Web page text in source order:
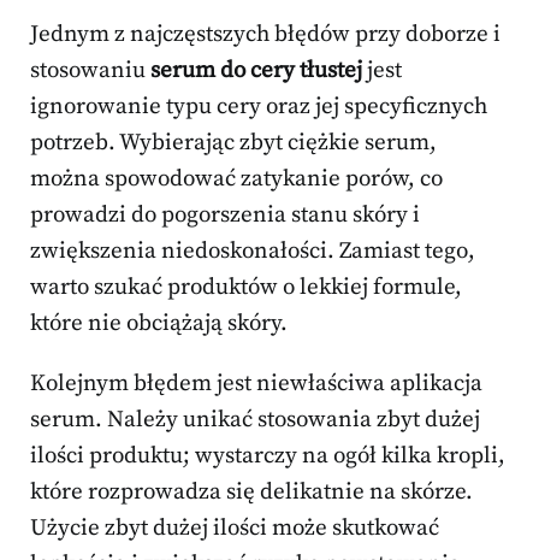
Jednym z najczęstszych błędów przy doborze i
stosowaniu serum do cery tłustejjest
ignorowanie typu cery oraz jej specyficznych
potrzeb. Wybierając zbyt ciężkie serum,
można spowodować zatykanie porów, co
prowadzi do pogorszenia stanu skóry i
zwiększenia niedoskonałości. Zamiast tego,
warto szukać produktów o lekkiej formule,
które nie obciążają skóry.
Kolejnym błędem jest niewłaściwa aplikacja
serum. Należy unikać stosowania zbyt dużej
ilości produktu; wystarczy na ogół kilka kropli,
które rozprowadza się delikatnie na skórze.
Użycie zbyt dużej ilości może skutkować